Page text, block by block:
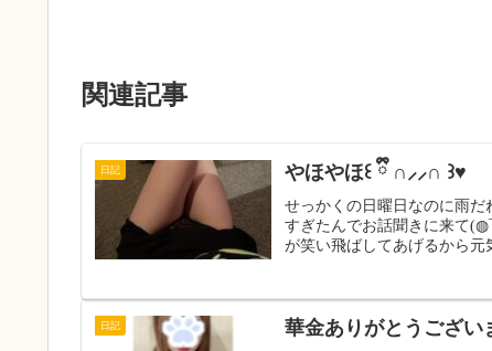
関連記事
日記 やほやほ꒰ ྀི ∩⸝⸝∩ ꒱♥︎
せっかくの日曜日なのに雨
すぎたんでお話聞きに来て
が笑い飛ばしてあげるから元
日記 華金ありがとうござい